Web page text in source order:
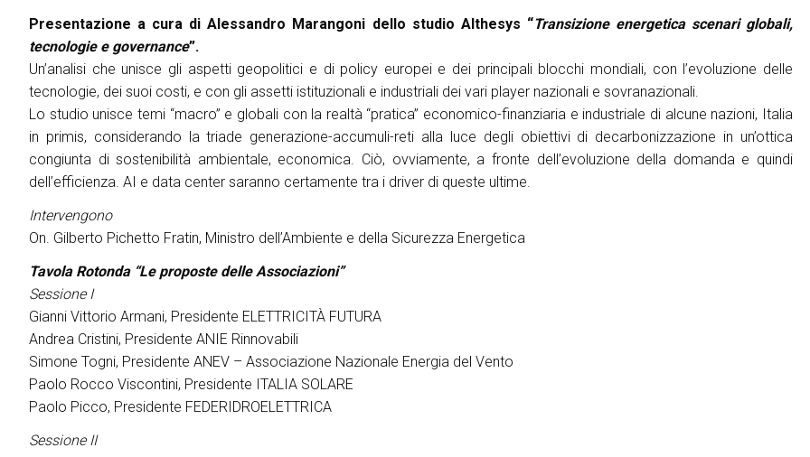
Esporre
Prenota il tuo spazio
Scopri di più
About KEY
Presentazione a cura di Alessandro Marangoni dello studio Althesys “Transizione energetica scenari globali,
tecnologie e governance”.
Un’analisi che unisce gli aspetti geopolitici e di policy europei e dei principali blocchi mondiali, con l’evoluzione delle
tecnologie, dei suoi costi, e con gli assetti istituzionali e industriali dei vari player nazionali e sovranazionali.
Lo studio unisce temi “macro” e globali con la realtà “pratica” economico-finanziaria e industriale di alcune nazioni, Italia
in primis, considerando la triade generazione-accumuli-reti alla luce degli obiettivi di decarbonizzazione in un’ottica
congiunta di sostenibilità ambientale, economica. Ciò, ovviamente, a fronte dell’evoluzione della domanda e quindi
dell’efficienza. AI e data center saranno certamente tra i driver di queste ultime.
Intervengono
On. Gilberto Pichetto Fratin, Ministro dell’Ambiente e della Sicurezza Energetica
Tavola Rotonda “Le proposte delle Associazioni”
Sessione I
Gianni Vittorio Armani, Presidente ELETTRICITÀ FUTURA
Andrea Cristini, Presidente ANIE Rinnovabili
Simone Togni, Presidente ANEV – Associazione Nazionale Energia del Vento
Paolo Rocco Viscontini, Presidente ITALIA SOLARE
Paolo Picco, Presidente FEDERIDROELETTRICA
Sessione II